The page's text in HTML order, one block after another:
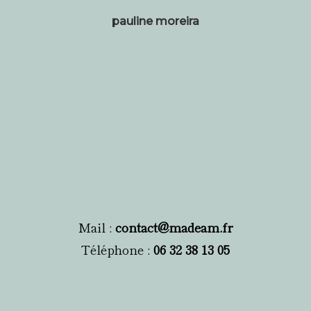
pauline moreira
Mail : contact@madeam.fr
Téléphone : 06 32 38 13 05